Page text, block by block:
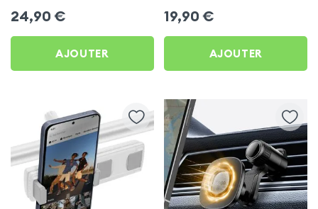
pour Asus Rog Phone 7
Ultimate
24,90 €
AJOUTER
Asus Rog Phone 7
Ultimate
19,90 €
AJOUTER